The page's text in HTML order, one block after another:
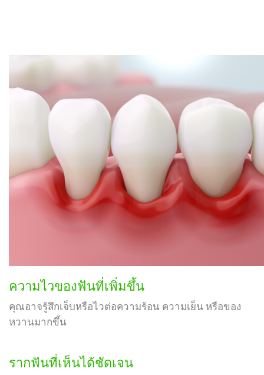
ความไวของฟันที่เพิ่มขึ้น
คุณอาจรู้สึกเจ็บหรือไวต่อความร้อน ความเย็น หรือของ
หวานมากขึ้น
รากฟันที่เห็นได้ชัดเจน